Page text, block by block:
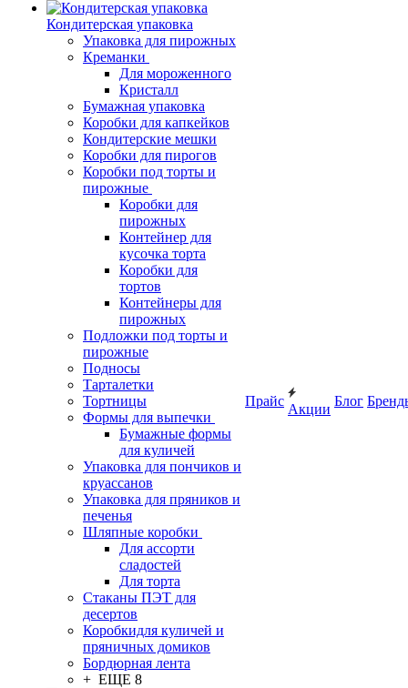
Кондитерская упаковка
Упаковка для пирожных
Креманки
Для мороженного
Кристалл
Бумажная упаковка
Коробки для капкейков
Кондитерские мешки
Коробки для пирогов
Коробки под торты и
пирожные
Коробки для
пирожных
Контейнер для
кусочка торта
Коробки для
тортов
Контейнеры для
пирожных
Подложки под торты и
пирожные
Подносы
Тарталетки
Тортницы
Формы для выпечки
Бумажные формы
для куличей
Упаковка для пончиков и
круассанов
Упаковка для пряников и
печенья
Шляпные коробки
Для ассорти
сладостей
Для торта
Стаканы ПЭТ для
десертов
Коробкидля куличей и
пряничных домиков
Бордюрная лента
+ ЕЩЕ 8
Прайс
Акции
Блог